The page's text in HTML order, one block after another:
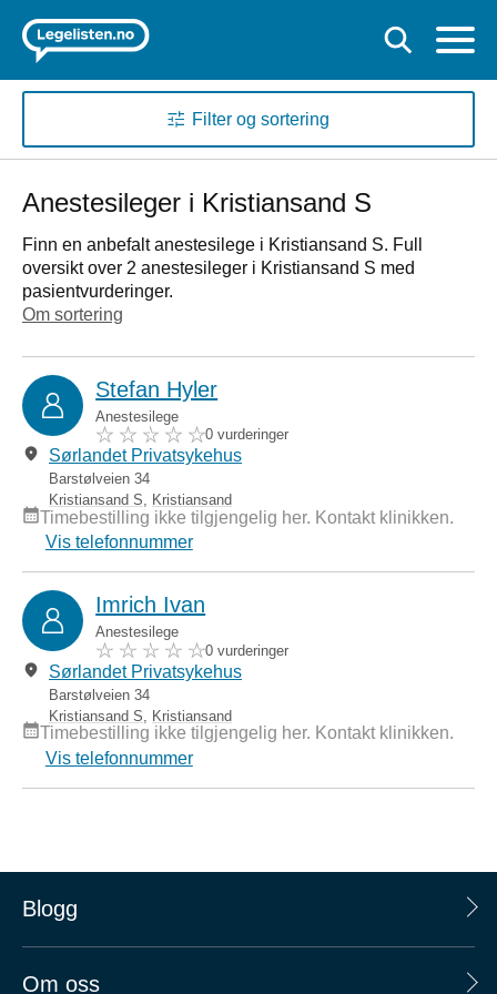
Filter og sortering
Anestesileger i Kristiansand S
Finn en anbefalt anestesilege i Kristiansand S. Full
oversikt over 2 anestesileger i Kristiansand S med
pasientvurderinger.
Om sortering
Stefan Hyler
Anestesilege
0 vurderinger
Sørlandet Privatsykehus
Barstølveien 34
Kristiansand S
Kristiansand
Timebestilling ikke tilgjengelig her. Kontakt klinikken.
Vis telefonnummer
Imrich Ivan
Anestesilege
0 vurderinger
Sørlandet Privatsykehus
Barstølveien 34
Kristiansand S
Kristiansand
Timebestilling ikke tilgjengelig her. Kontakt klinikken.
Vis telefonnummer
Blogg
Om oss